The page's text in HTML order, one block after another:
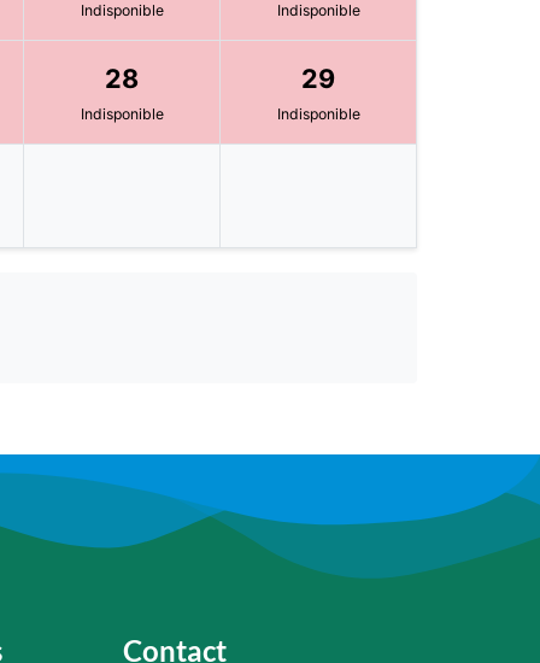
Indisponible Indisponible
28
Indisponible
29
Indisponible
Contact